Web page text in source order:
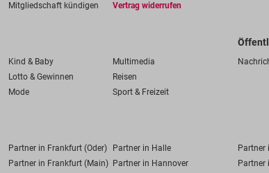
Mitgliedschaft kündigen
Vertrag widerrufen
Kind & Baby
Multimedia
Lotto & Gewinnen
Reisen
Mode Sport & Freizeit
Partner in Frankfurt (Oder) Partner in Halle Partner
Partner in Frankfurt (Main) Partner in Hannover Partner